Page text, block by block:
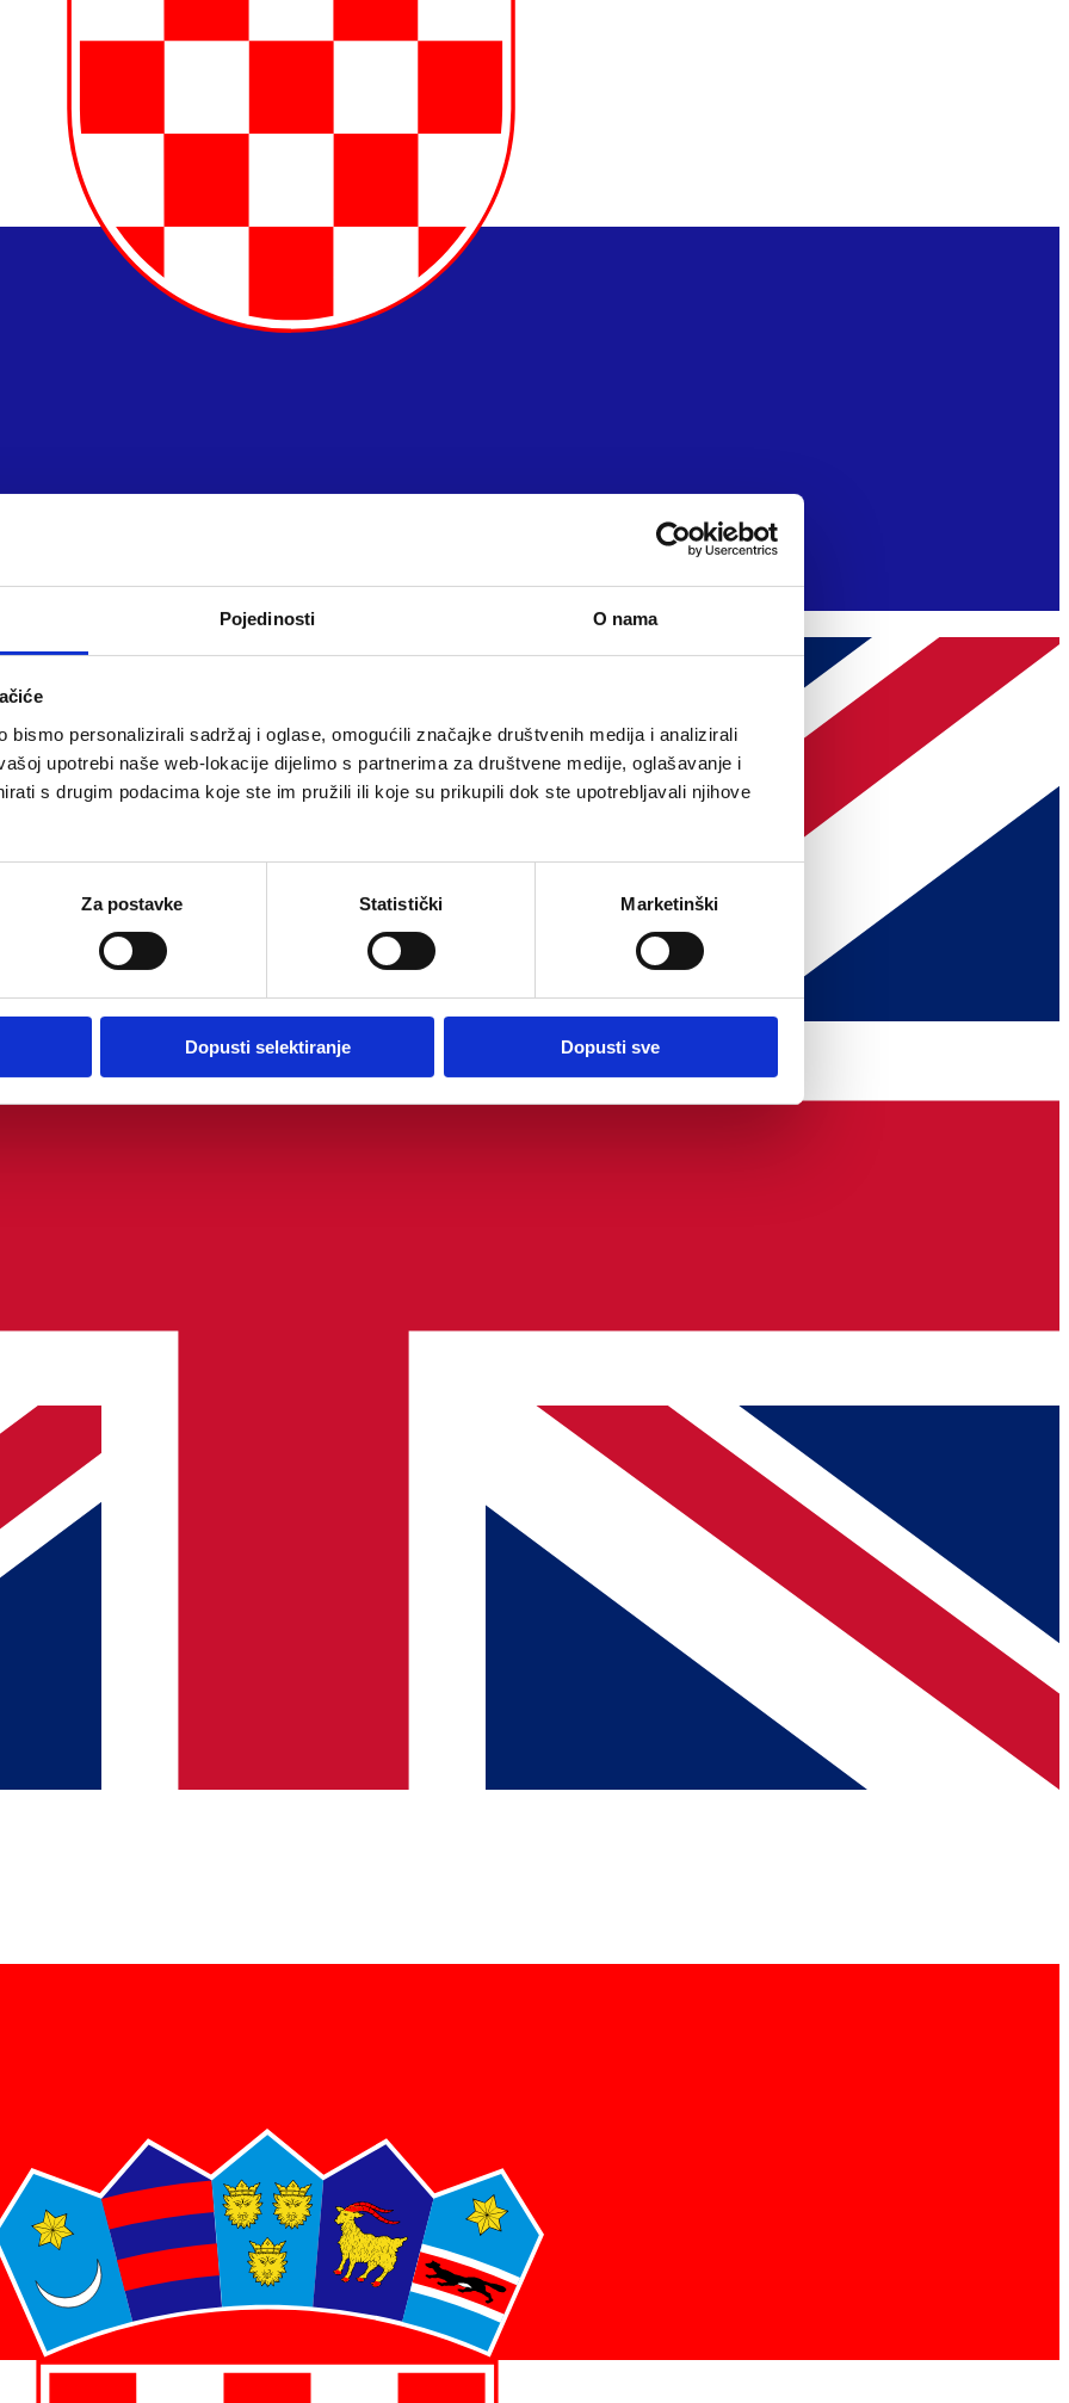
Pojedinosti O nama
bismo personalizirali sadržaj i oglase, omogućili značajke društvenih medija i analizirali
upotrebi naše web-lokacije dijelimo s partnerima za društvene medije, oglašavanje i
s drugim podacima koje ste im pružili ili koje su prikupili dok ste upotrebljavali njihove
Za postavke Statistički Marketinški
Dopusti selektiranje Dopusti sve